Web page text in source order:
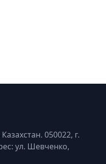
050022, г.
ул. Шевченко,